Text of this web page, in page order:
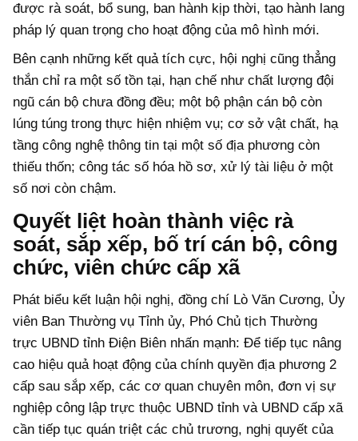
được rà soát, bổ sung, ban hành kịp thời, tạo hành lang
pháp lý quan trọng cho hoạt động của mô hình mới.
Bên cạnh những kết quả tích cực, hội nghị cũng thẳng
thắn chỉ ra một số tồn tại, hạn chế như chất lượng đội
ngũ cán bộ chưa đồng đều; một bộ phận cán bộ còn
lúng túng trong thực hiện nhiệm vụ; cơ sở vật chất, hạ
tầng công nghệ thông tin tại một số địa phương còn
thiếu thốn; công tác số hóa hồ sơ, xử lý tài liệu ở một
số nơi còn chậm.
Quyết liệt hoàn thành việc rà
soát, sắp xếp, bố trí cán bộ, công
chức, viên chức cấp xã
Phát biểu kết luận hội nghị, đồng chí Lò Văn Cương, Ủy
viên Ban Thường vụ Tỉnh ủy, Phó Chủ tịch Thường
trực UBND tỉnh Điện Biên nhấn mạnh: Để tiếp tục nâng
cao hiệu quả hoạt động của chính quyền địa phương 2
cấp sau sắp xếp, các cơ quan chuyên môn, đơn vị sự
nghiệp công lập trực thuộc UBND tỉnh và UBND cấp xã
cần tiếp tục quán triệt các chủ trương, nghị quyết của